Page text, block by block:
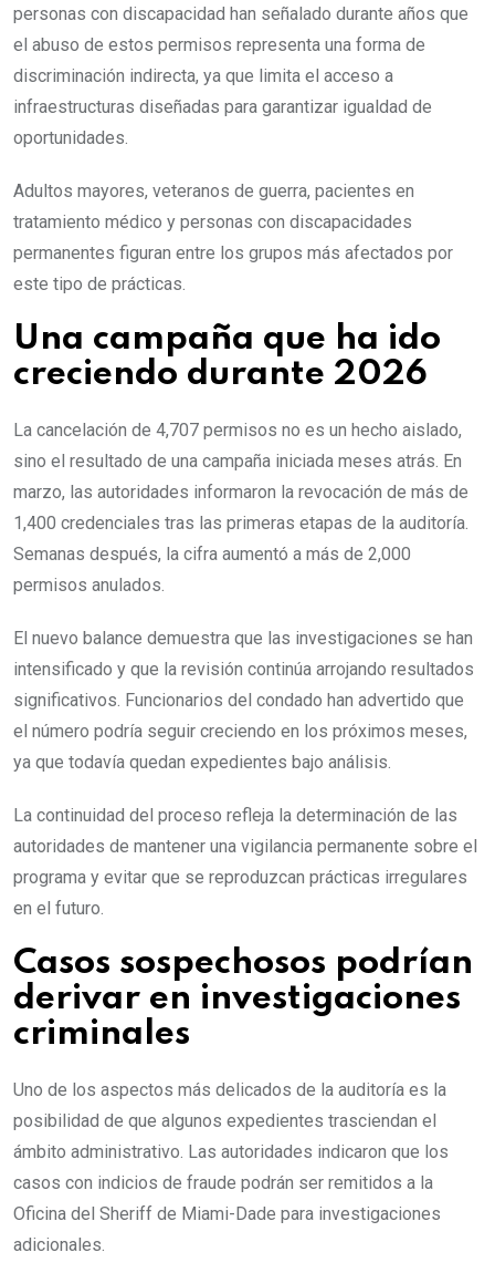
personas con discapacidad han señalado durante años que
el abuso de estos permisos representa una forma de
discriminación indirecta, ya que limita el acceso a
infraestructuras diseñadas para garantizar igualdad de
oportunidades.
Adultos mayores, veteranos de guerra, pacientes en
tratamiento médico y personas con discapacidades
permanentes figuran entre los grupos más afectados por
este tipo de prácticas.
Una campaña que ha ido
creciendo durante 2026
La cancelación de 4,707 permisos no es un hecho aislado,
sino el resultado de una campaña iniciada meses atrás. En
marzo, las autoridades informaron la revocación de más de
1,400 credenciales tras las primeras etapas de la auditoría.
Semanas después, la cifra aumentó a más de 2,000
permisos anulados.
El nuevo balance demuestra que las investigaciones se han
intensificado y que la revisión continúa arrojando resultados
significativos. Funcionarios del condado han advertido que
el número podría seguir creciendo en los próximos meses,
ya que todavía quedan expedientes bajo análisis.
La continuidad del proceso refleja la determinación de las
autoridades de mantener una vigilancia permanente sobre el
programa y evitar que se reproduzcan prácticas irregulares
en el futuro.
Casos sospechosos podrían
derivar en investigaciones
criminales
Uno de los aspectos más delicados de la auditoría es la
posibilidad de que algunos expedientes trasciendan el
ámbito administrativo. Las autoridades indicaron que los
casos con indicios de fraude podrán ser remitidos a la
Oficina del Sheriff de Miami-Dade para investigaciones
adicionales.